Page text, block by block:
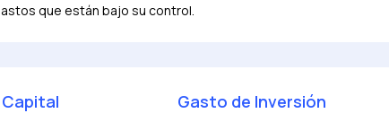
que están bajo su control.
Gasto de Inversión